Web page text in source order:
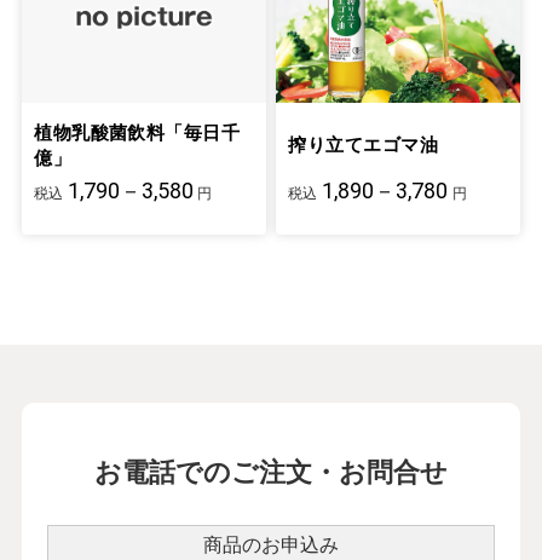
植物乳酸菌飲料「毎日千
億」
税込 1,790－3,580 円
搾り立てエゴマ油
税込 1,890－3,780 円
お電話でのご注文・お問合せ
商品のお申込み